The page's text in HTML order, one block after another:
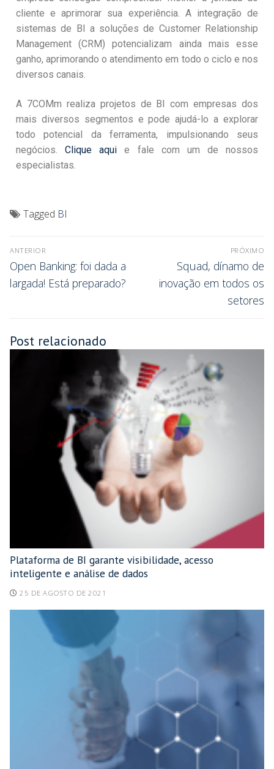
cliente e aprimorar sua experiência. A integração de
sistemas de BI a soluções de Customer Relationship
Management (CRM) potencializam ainda mais esse
ganho, aprimorando o atendimento em todo o ciclo e nos
diversos canais.
A 7COMm realiza projetos de BI com empresas dos
mais diversos segmentos e pode ajudá-lo a explorar
todo potencial da ferramenta, impulsionando seus
negócios.Clique aqui e fale com um de nossos
especialistas.
Tagged BI
ANTERIOR
Open Banking: foi dada a
largada! Está preparado?
PRÓXIMO
Squad, dínamo de
inovação em todos os
setores
Post relacionado
Plataforma de BI garante visibilidade, acesso
inteligente e análise de dados
25 DE AGOSTO DE 2021